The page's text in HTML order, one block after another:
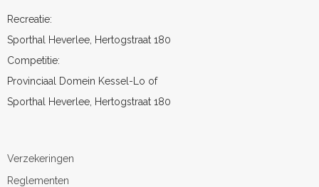
Recreatie:
Sporthal Heverlee, Hertogstraat 180
Competitie:
Provinciaal Domein Kessel-Lo of
Sporthal Heverlee, Hertogstraat 180
Verzekeringen
Reglementen